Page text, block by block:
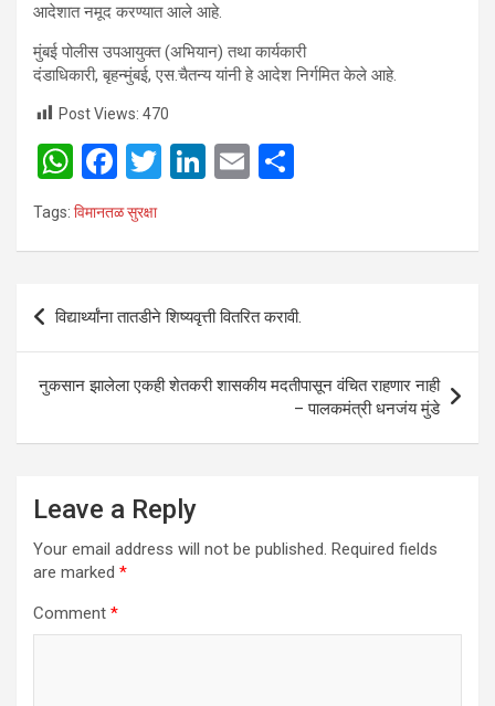
आदेशात नमूद करण्यात आले आहे.
मुंबई पोलीस उपआयुक्त (अभियान) तथा कार्यकारी
दंडाधिकारी, बृहन्मुंबई, एस.चैतन्य यांनी हे आदेश निर्गमित केले आहे.
Post Views: 470
W
h
at
A
p
F
a
ce
o
k
T
Li
n
E
Tags: विमानतळ सुरक्षा
Post
navigation
विद्यार्थ्यांना तातडीने शिष्यवृत्ती वितरित करावी.
नुकसान झालेला एकही शेतकरी शासकीय मदतीपासून वंचित राहणार नाही
– पालकमंत्री धनजंय मुंडे
Leave a Reply
Your email address will not be published. Required fields
are marked *
Comment *